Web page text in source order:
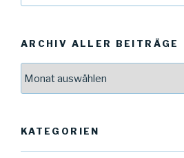
ARCHIV ALLER BEITRÄGE
KATEGORIEN